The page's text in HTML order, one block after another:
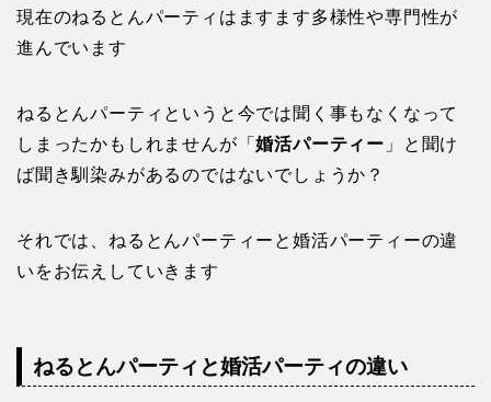
現在のねるとんパーティはますます多様性や専門性が
進んでいます
ねるとんパーティというと今では聞く事もなくなって
しまったかもしれませんが「婚活パーティー 」と聞け
ば聞き馴染みがあるのではないでしょうか？
それでは、ねるとんパーティーと婚活パーティーの違
いをお伝えしていきます
ねるとんパーティと婚活パーティの違い